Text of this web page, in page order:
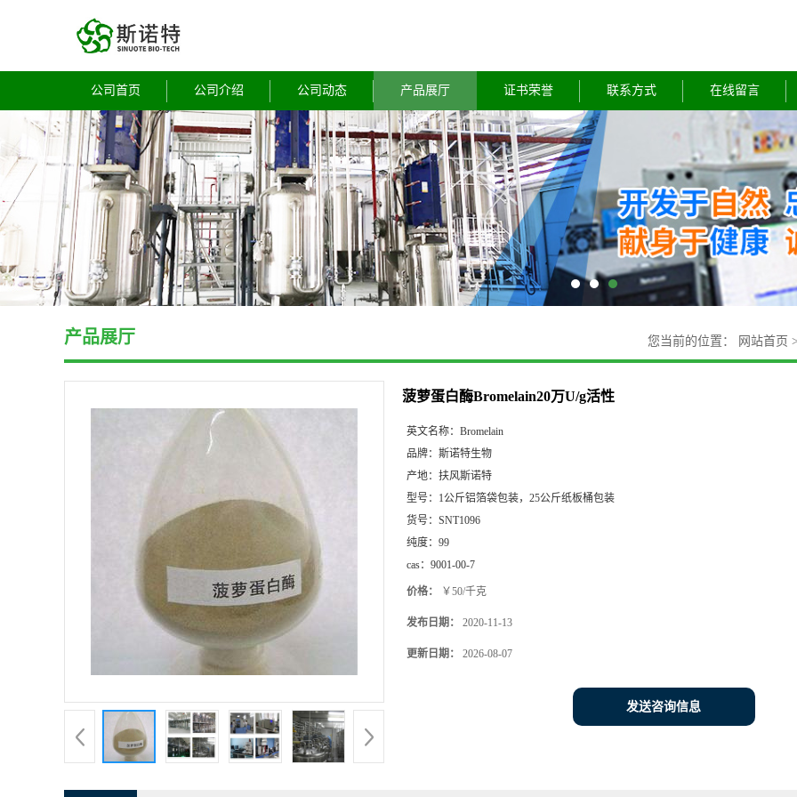
公司首页 公司介绍 公司动态 产品展厅 证书荣誉 联系方式 在线留言
产品展厅 您当前的位置： 网站首页
菠萝蛋白酶Bromelain20万U/g活性
英文名称： Bromelain
品牌： 斯诺特生物
产地： 扶风斯诺特
型号： 1公斤铝箔袋包装，25公斤纸板桶包装
货号： SNT1096
纯度： 99
cas： 9001-00-7
价格： ￥50/千克
发布日期： 2020-11-13
更新日期： 2026-08-07
发送咨询信息